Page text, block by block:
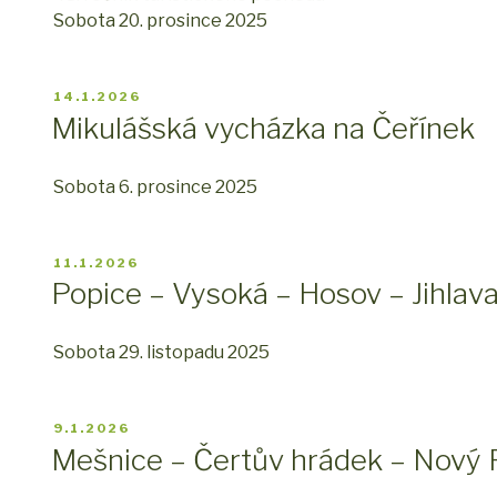
Sobota 20. prosince 2025
PUBLIKOVÁNO
14.1.2026
Mikulášská vycházka na Čeřínek
Sobota 6. prosince 2025
PUBLIKOVÁNO
11.1.2026
Popice – Vysoká – Hosov – Jihlava
Sobota 29. listopadu 2025
PUBLIKOVÁNO
9.1.2026
Mešnice – Čertův hrádek – Nový